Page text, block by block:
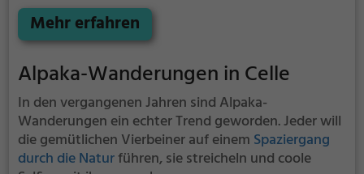
Familie. Die kuscheligen Tiere strahlen eine
unheimliche Ruhe aus und werden daher auch
Mehr erfahren
Alpaka-Wanderungen in Celle
In den vergangenen Jahren sind Alpaka-
Wanderungen ein echter Trend geworden. Jeder will
die gemütlichen Vierbeiner auf einem Spaziergang
durch die Naturführen, sie streicheln und coole